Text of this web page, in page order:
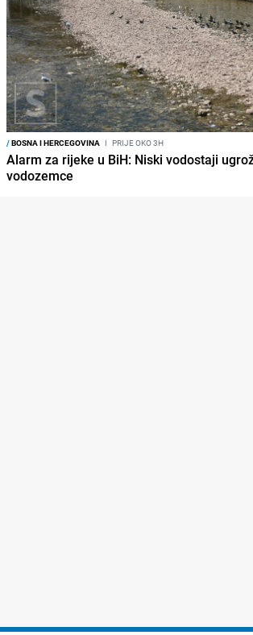
/BOSNA I HERCEGOVINA I PRIJE OKO 3H
Alarm za rijeke u BiH: Niski vodostaji
vodozemce